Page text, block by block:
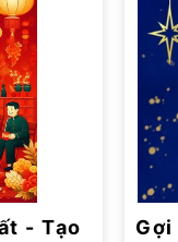
- Tạo